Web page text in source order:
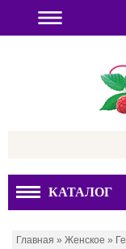
КАТАЛОГ
Главная » Женское »